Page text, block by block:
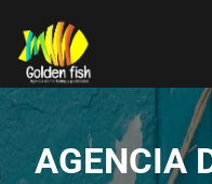
AGENCIA